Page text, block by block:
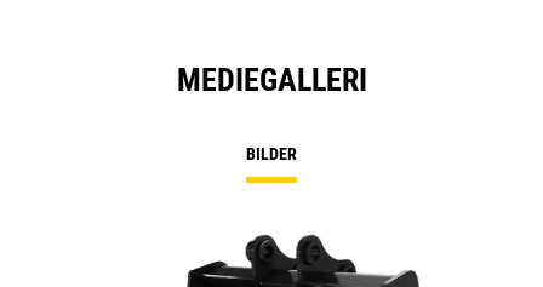
MEDIEGALLERI
BILDER